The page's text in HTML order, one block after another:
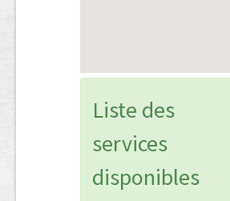
Liste des
services
disponibles